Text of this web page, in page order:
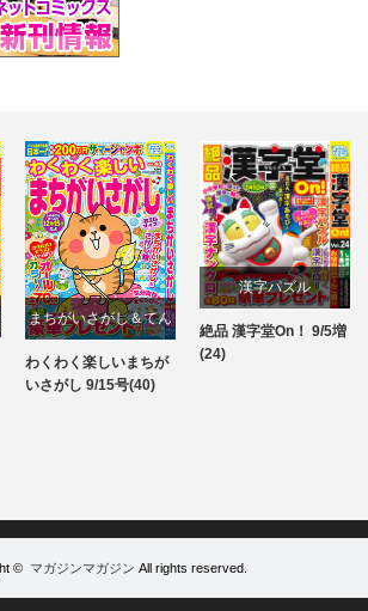
まちがいさがし＆てん
つなぎ
パズル
わくわく楽しいまちが
いさがし 9/15号(40)
漢字パズル
パズル
絶品 漢字堂On！ 9/5増
(24)
© マガジンマガジン All rights reserved.